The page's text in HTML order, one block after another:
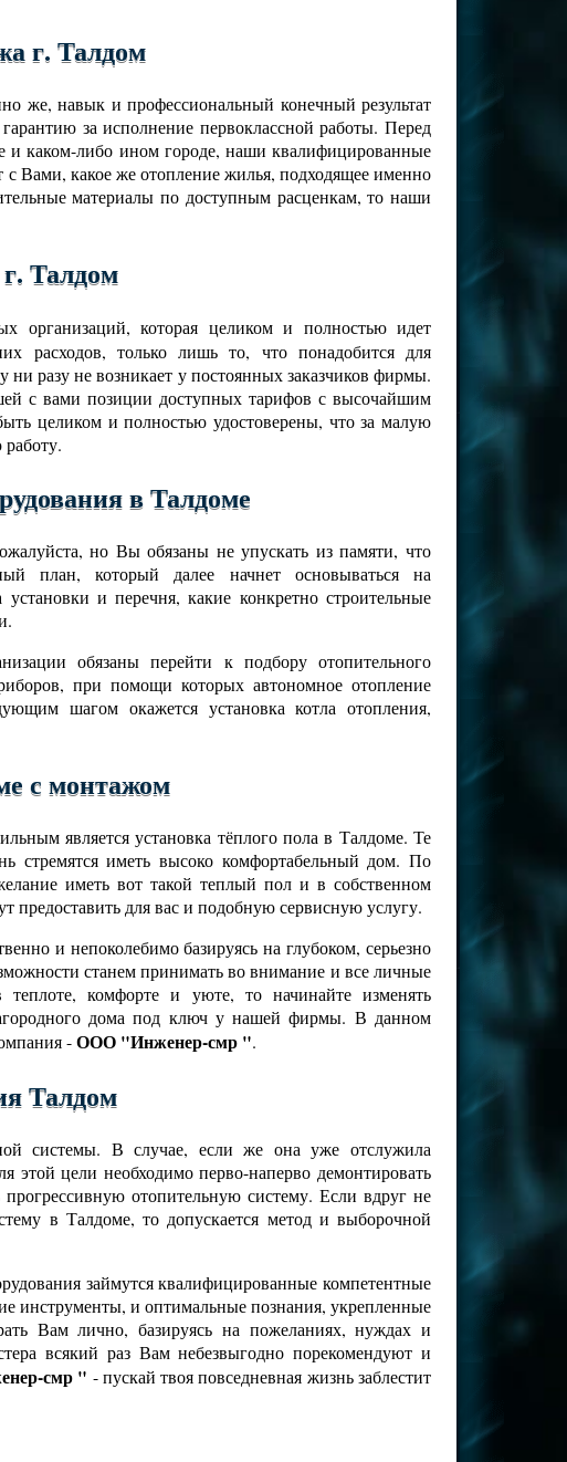
г. Талдом
же, навык и профессиональный конечный результат
за исполнение первоклассной работы. Перед
и каком-либо ином городе, наши квалифицированные
Вами, какое же отопление жилья, подходящее именно
материалы по доступным расценкам, то наши
Талдом
организаций, которая целиком и полностью идет
расходов, только лишь то, что понадобится для
ни разу не возникает у постоянных заказчиков фирмы.
с вами позиции доступных тарифов с высочайшим
целиком и полностью удостоверены, что за малую
в Талдоме
но Вы обязаны не упускать из памяти, что
план, который далее начнет основываться на
и перечня, какие конкретно строительные
обязаны перейти к подбору отопительного
при помощи которых автономное отопление
шагом окажется установка котла отопления,
с монтажом
является установка тёплого пола в Талдоме. Те
стремятся иметь высоко комфортабельный дом. По
иметь вот такой теплый пол и в собственном
предоставить для вас и подобную сервисную услугу.
и непоколебимо базируясь на глубоком, серьезно
станем принимать во внимание и все личные
комфорте и уюте, то начинайте изменять
дома под ключ у нашей фирмы. В данном
-ООО "Инженер-смр ".
Талдом
системы. В случае, если же она уже отслужила
этой цели необходимо перво-наперво демонтировать
прогрессивную отопительную систему. Если вдруг не
в Талдоме, то допускается метод и выборочной
займутся квалифицированные компетентные
инструменты, и оптимальные познания, укрепленные
Вам лично, базируясь на пожеланиях, нуждах и
всякий раз Вам небезвыгодно порекомендуют и
смр " - пускай твоя повседневная жизнь заблестит